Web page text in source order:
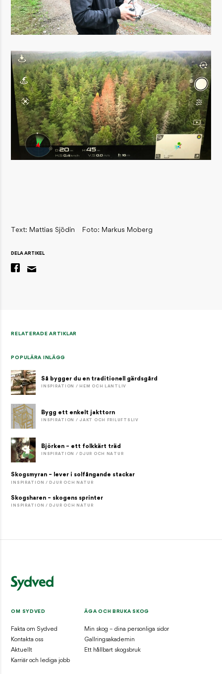
Text: Mattias Sjödin Foto: Markus Moberg
DELA ARTIKEL
RELATERADE ARTIKLAR
POPULÄRA INLÄGG
Så bygger du en traditionell gärdsgård
INSPIRATION / HEM OCH LANTLIV
Bygg ett enkelt jakttorn
INSPIRATION / JAKT OCH FRILUFTSLIV
Björken – ett folkkärt träd
INSPIRATION / DJUR OCH NATUR
Skogsmyran – lever i solfångande stackar
INSPIRATION / DJUR OCH NATUR
Skogsharen – skogens sprinter
INSPIRATION / DJUR OCH NATUR
OM SYDVED
Fakta om Sydved
Kontakta oss
Aktuellt
Karriär och lediga jobb
ÄGA OCH BRUKA SKOG
Min skog – dina personliga sidor
Gallringsakademin
Ett hållbart skogsbruk